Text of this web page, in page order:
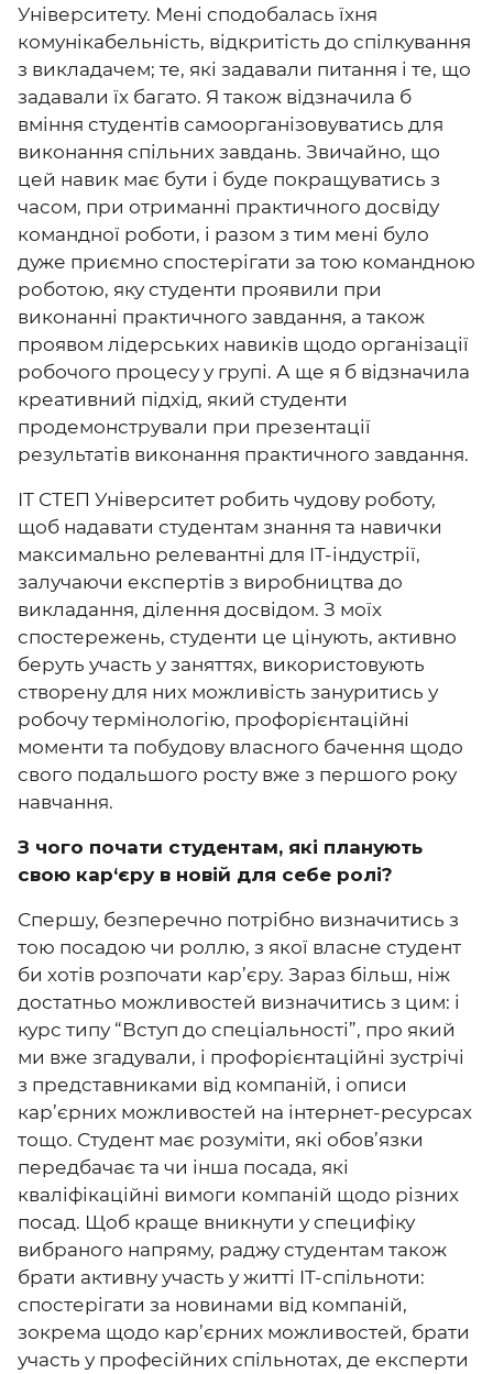
Університету. Мені сподобалась їхня
комунікабельність, відкритість до спілкування
з викладачем; те, які задавали питання і те, що
задавали їх багато. Я також відзначила б
вміння студентів самоорганізовуватись для
виконання спільних завдань. Звичайно, що
цей навик має бути і буде покращуватись з
часом, при отриманні практичного досвіду
командної роботи, і разом з тим мені було
дуже приємно спостерігати за тою командною
роботою, яку студенти проявили при
виконанні практичного завдання, а також
проявом лідерських навиків щодо організації
робочого процесу у групі. А ще я б відзначила
креативний підхід, який студенти
продемонстрували при презентації
результатів виконання практичного завдання.
ІТ СТЕП Університет робить чудову роботу,
щоб надавати студентам знання та навички
максимально релевантні для IT-індустрії,
залучаючи експертів з виробництва до
викладання, ділення досвідом. З моїх
спостережень, студенти це цінують, активно
беруть участь у заняттях, використовують
створену для них можливість зануритись у
робочу термінологію, профорієнтаційні
моменти та побудову власного бачення щодо
свого подальшого росту вже з першого року
навчання.
З чого почати студентам, які планують
свою кар‘єру в новій для себе ролі?
Спершу, безперечно потрібно визначитись з
тою посадою чи роллю, з якої власне студент
би хотів розпочати кар’єру. Зараз більш, ніж
достатньо можливостей визначитись з цим: і
курс типу “Вступ до спеціальності”, про який
ми вже згадували, і профорієнтаційні зустрічі
з представниками від компаній, і описи
кар’єрних можливостей на інтернет-ресурсах
тощо. Студент має розуміти, які обов’язки
передбачає та чи інша посада, які
кваліфікаційні вимоги компаній щодо різних
посад. Щоб краще вникнути у специфіку
вибраного напряму, раджу студентам також
брати активну участь у житті IT-спільноти:
спостерігати за новинами від компаній,
зокрема щодо кар’єрних можливостей, брати
участь у професійних спільнотах, де експерти